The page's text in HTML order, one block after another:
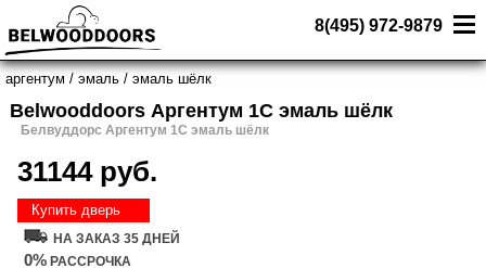
8(495) 972-9879
аргентум / эмаль / эмаль шёлк
Belwooddoors Аргентум 1С эмаль шёлк
Белвуддорс Аргентум 1С эмаль шёлк
31144 руб.
Купить дверь
НА ЗАКАЗ 35 ДНЕЙ
0% РАССРОЧКА